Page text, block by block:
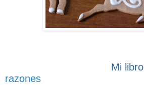
Mi libro
razones